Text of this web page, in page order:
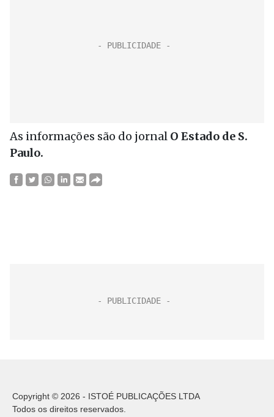
As informações são do jornal O Estado de S.
Paulo.
Copyright © 2026 - ISTOÉ PUBLICAÇÕES LTDA
Todos os direitos reservados.